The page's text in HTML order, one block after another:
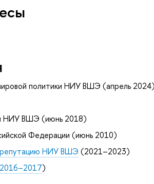
политики НИУ ВШЭ (апрель 2024)
НИУ ВШЭ (июнь 2018)
Федерации (июнь 2010)
репутацию НИУ ВШЭ (2021–2023)
2016–2017)